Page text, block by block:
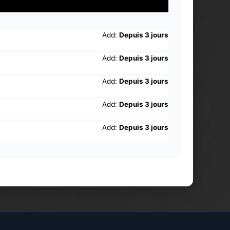
Add: Depuis 3 jours
Add: Depuis 3 jours
Add: Depuis 3 jours
Add: Depuis 3 jours
Add: Depuis 3 jours